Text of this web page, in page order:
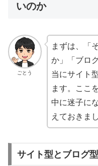
いのか
ごとう
まずは、「
か」「ブロ
当にサイト
ます。ここ
中に迷子に
えておきま
サイト型とブログ